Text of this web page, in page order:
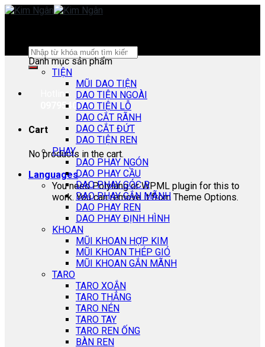
Skip
Search
for:
Hotline:
0979540178
Cart
No products in the cart.
Languages
You need Polylang or WPML plugin for this to
work. You can remove it from Theme Options.
Danh mục sản phẩm
TIỆN
MŨI DAO TIỆN
DAO TIỆN NGOÀI
DAO TIỆN LỖ
DAO CẮT RÃNH
DAO CẮT ĐỨT
DAO TIỆN REN
PHAY
DAO PHAY NGÓN
DAO PHAY CẦU
DAO PHAY GÓC R
DAO PHAY GẮN MÃNH
DAO PHAY REN
DAO PHAY ĐỊNH HÌNH
KHOAN
MŨI KHOAN HỢP KIM
MŨI KHOAN THÉP GIÓ
MŨI KHOAN GẮN MÃNH
TARO
TARO XOẮN
TARO THẲNG
TARO NÉN
TARO TAY
TARO REN ỐNG
BÀN REN